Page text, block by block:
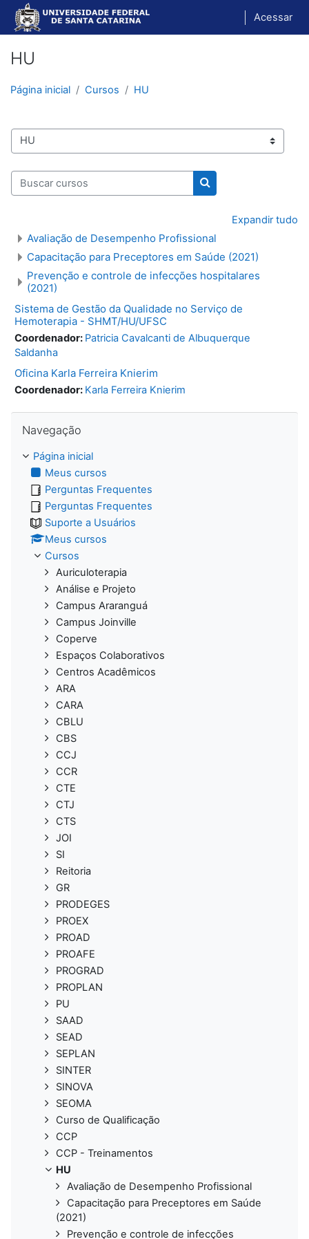
Ir para o conteúdo principal
Acessar
HU
Página inicial Cursos HU
Categorias de Cursos
Buscar cursos
Buscar cursos
Expandir tudo
Avaliação de Desempenho Profissional
Capacitação para Preceptores em Saúde (2021)
Prevenção e controle de infecções hospitalares
(2021)
Sistema de Gestão da Qualidade no Serviço de
Hemoterapia - SHMT/HU/UFSC
Coordenador: Patricia Cavalcanti de Albuquerque
Saldanha
Oficina Karla Ferreira Knierim
Coordenador: Karla Ferreira Knierim
Navegação
Página inicial
Meus cursos
Perguntas Frequentes
Perguntas Frequentes
Suporte a Usuários
Meus cursos
Cursos
Auriculoterapia
Análise e Projeto
Campus Araranguá
Campus Joinville
Coperve
Espaços Colaborativos
Centros Acadêmicos
ARA
CARA
CBLU
CBS
CCJ
CCR
CTE
CTJ
CTS
JOI
SI
Reitoria
GR
PRODEGES
PROEX
PROAD
PROAFE
PROGRAD
PROPLAN
PU
SAAD
SEAD
SEPLAN
SINTER
SINOVA
SEOMA
Curso de Qualificação
CCP
CCP - Treinamentos
HU
Avaliação de Desempenho Profissional
Capacitação para Preceptores em Saúde
(2021)
Prevenção e controle de infecções